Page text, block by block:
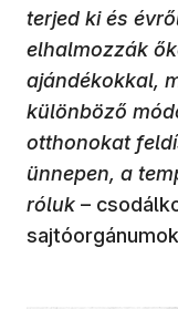
terjed ki és
elhalmozzák
ajándékokkal,
különböző
otthonokat
ünnepen, a
róluk –